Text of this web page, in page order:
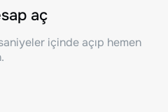
aç
içinde açıp hemen